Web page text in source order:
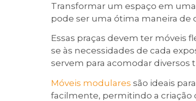
Transformar um espaço em
pode ser uma ótima maneira de
Essas praças devem ter móveis
se às necessidades de cada
servem para acomodar diversos
Móveis modulares são ideais
facilmente, permitindo a criação